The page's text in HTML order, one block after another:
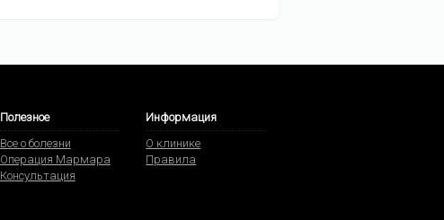
Полезное
Все о болезни
Операция Мармара
Консультация
Информация
О клинике
Правила